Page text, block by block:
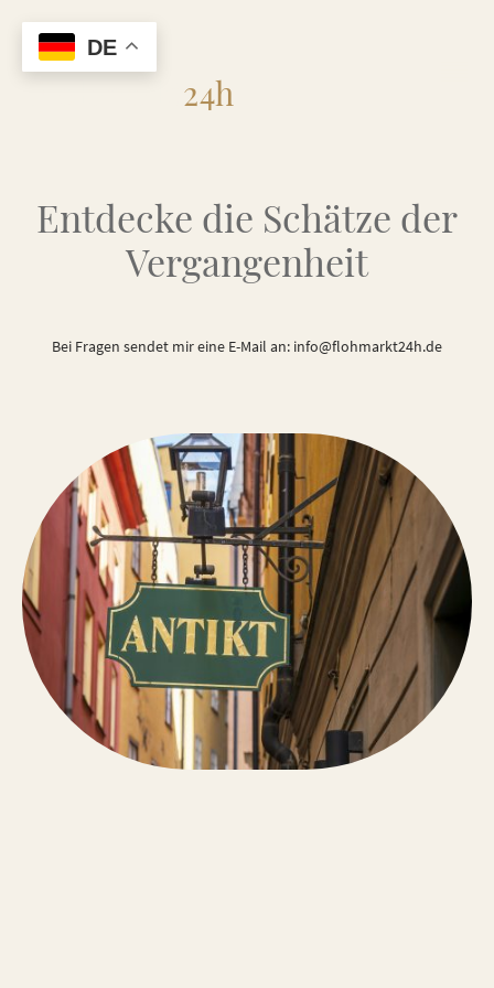
24h
Entdecke die Schätze der
Vergangenheit
Bei Fragen sendet mir eine E-Mail an: info@flohmarkt24h.de
DE